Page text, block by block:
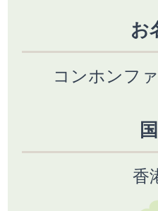
お
コンホンフ
香